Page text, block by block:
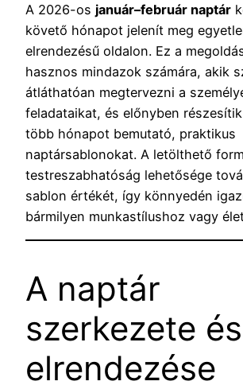
A 2026-os január–február naptár
követő hónapot jelenít meg
elrendezésű oldalon. Ez a
hasznos mindazok számára, akik
átláthatóan megtervezni a
feladataikat, és előnyben
több hónapot bemutató, praktikus
naptársablonokat. A letölthető
testreszabhatóság lehetősége
sablon értékét, így könnyedén
bármilyen munkastílushoz vagy
A naptár
szerkezete és
elrendezése